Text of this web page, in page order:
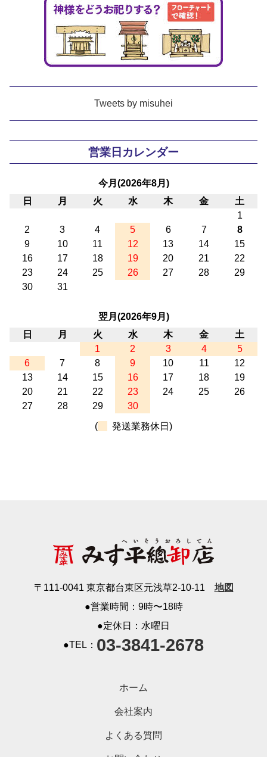
Tweets by misuhei
営業日カレンダー
今月(2026年8月)
日
月 火 水 木 金
土
1
2
3 4 5 6 7
8
9
10 11 12 13 14
15
16
17 18 19 20 21
22
23
24 25 26 27 28
29
30
31
翌月(2026年9月)
日
月 火 水 木 金
土
1
2 3 4
5
6
7 8 9 10 11
12
13
14 15 16 17 18
19
20
21 22 23 24 25
26
27
28 29
30
(
発送業務休日)
〒111-0041 東京都台東区元浅草2-10-11
地図
●営業時間：9時〜18時
●定休日：水曜日
●TEL： 03-3841-2678
ホーム
会社案内
よくある質問